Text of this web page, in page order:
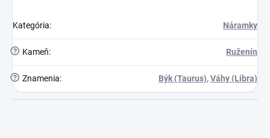
Kategória: Náramky
? Kameň: Ruženín
? Znamenia: Býk (Taurus),Váhy (Libra)